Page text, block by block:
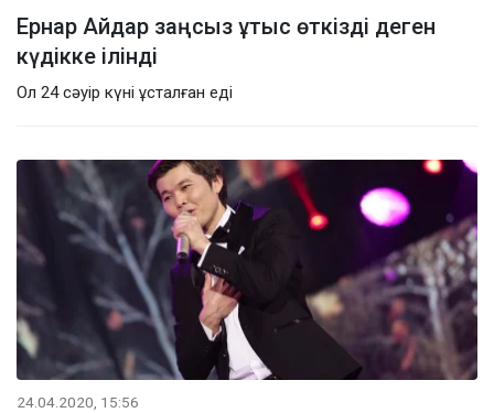
Ернар Айдар заңсыз ұтыс өткізді деген
күдікке ілінді
Ол 24 сәуір күні ұсталған еді
24.04.2020, 15:56